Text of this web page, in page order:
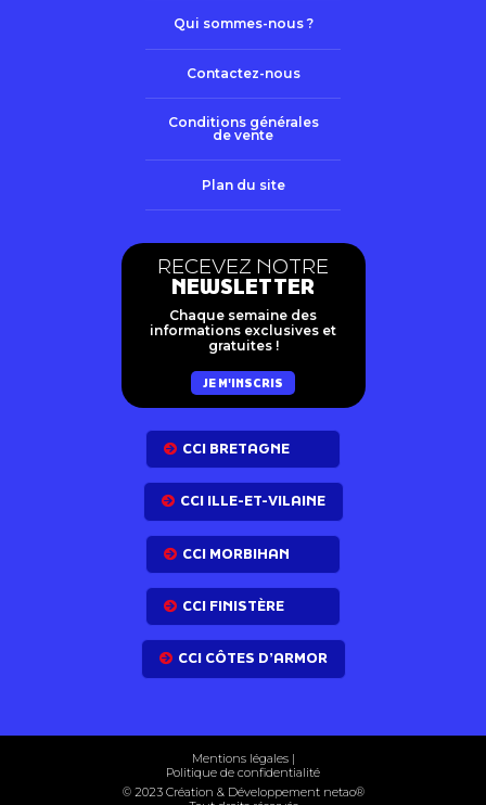
Qui sommes-nous ?
Contactez-nous
Conditions générales
de vente
Plan du site
RECEVEZ NOTRE
NEWSLETTER
Chaque semaine des
informations exclusives et
gratuites !
JE M'INSCRIS
CCI BRETAGNE
CCI ILLE-ET-VILAINE
CCI MORBIHAN
CCI FINISTÈRE
CCI CÔTES D’ARMOR
Mentions légales |
Politique de confidentialité
© 2023 Création & Développement netao®